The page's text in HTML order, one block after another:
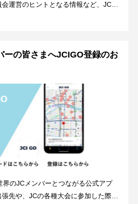
運営のヒントとなる情報など、JC運
的に確認することができます。「事
」をご活用い
ーの皆さまへJCIGO登録のお
界のJCメンバーとつながる公式アプ
張先や、JCの各種大会に参加した際、